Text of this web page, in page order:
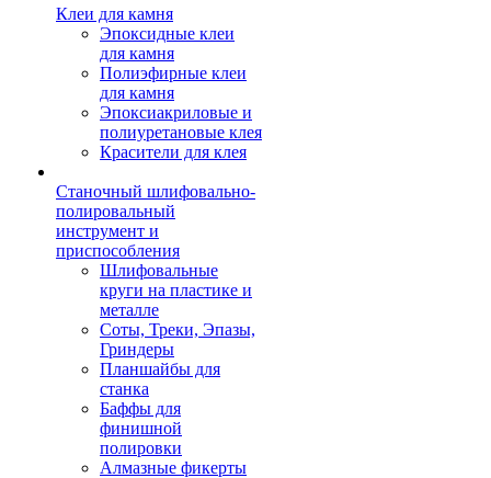
Клеи для камня
Эпоксидные клеи
для камня
Полиэфирные клеи
для камня
Эпоксиакриловые и
полиуретановые клея
Красители для клея
Станочный шлифовально-
полировальный
инструмент и
приспособления
Шлифовальные
круги на пластике и
металле
Соты, Треки, Эпазы,
Гриндеры
Планшайбы для
станка
Баффы для
финишной
полировки
Алмазные фикерты